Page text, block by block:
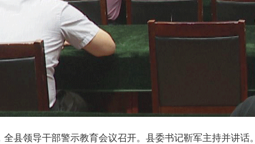
全县领导干部警示教育会议召开。县委书记靳军主持并讲话。